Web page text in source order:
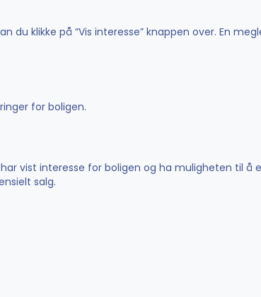
klikke på “Vis interesse” knappen over. En
for boligen.
vist interesse for boligen og ha muligheten til å
salg.